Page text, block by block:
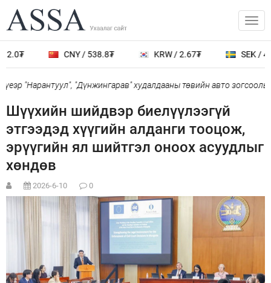
CNY / 538.8₮ KRW / 2.67₮ SEK /
"Нарантуул", "Дүнжингарав" худалдааны төвийн авто зогсоолыг
Шүүхийн шийдвэр биелүүлээгүй
этгээдэд хүүгийн алданги тооцож,
эрүүгийн ял шийтгэл оноох асуудлыг
хөндөв
2026-6-10 0